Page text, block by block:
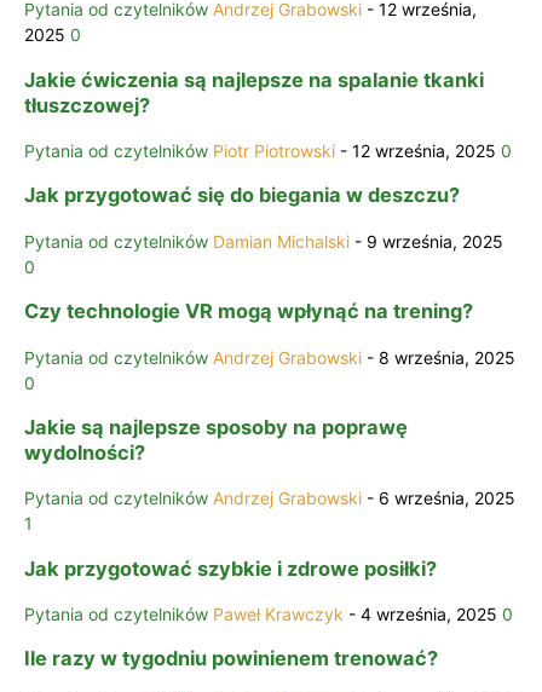
Pytania od czytelników Andrzej Grabowski - 12 września,
2025 0
Jakie ćwiczenia są najlepsze na spalanie tkanki
tłuszczowej?
Pytania od czytelników Piotr Piotrowski - 12 września, 2025 0
Jak przygotować się do biegania w deszczu?
Pytania od czytelników Damian Michalski - 9 września, 2025
0
Czy technologie VR mogą wpłynąć na trening?
Pytania od czytelników Andrzej Grabowski - 8 września, 2025
0
Jakie są najlepsze sposoby na poprawę
wydolności?
Pytania od czytelników Andrzej Grabowski - 6 września, 2025
1
Jak przygotować szybkie i zdrowe posiłki?
Pytania od czytelników Paweł Krawczyk - 4 września, 2025 0
Ile razy w tygodniu powinienem trenować?